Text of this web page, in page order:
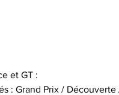
et GT :
: Grand Prix /